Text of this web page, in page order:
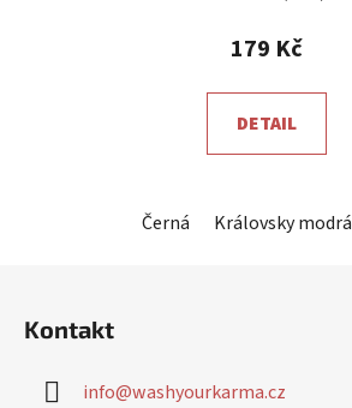
produktu
5,0
z
179 Kč
DETAIL
Černá Královsky modrá
Kontakt
info@washyourkarma.cz